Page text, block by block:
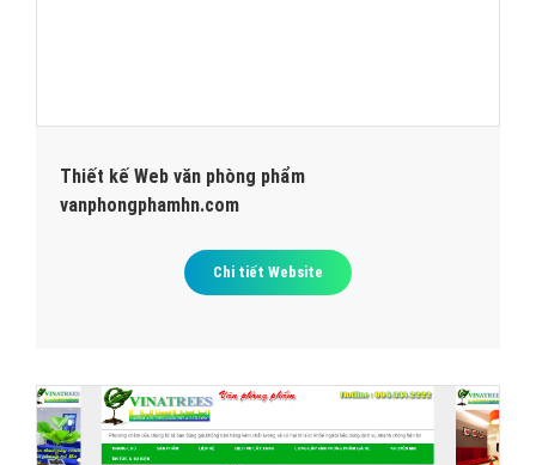
Thiết kế Web văn phòng phẩm
vanphongphamhn.com
Chi tiết Website